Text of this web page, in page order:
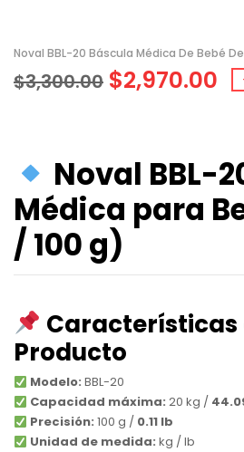
Noval BBL-20 Báscula Médica De Bebé De
$3,300.00 $2,970.00
Noval BBL-
Médica para
/ 100 g)
Características
Producto
Modelo: BBL-20
Capacidad máxima: 20 kg /
Precisión: 100 g / 0.11 lb
Unidad de medida: kg / lb